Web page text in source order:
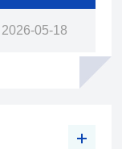
2026-05-18